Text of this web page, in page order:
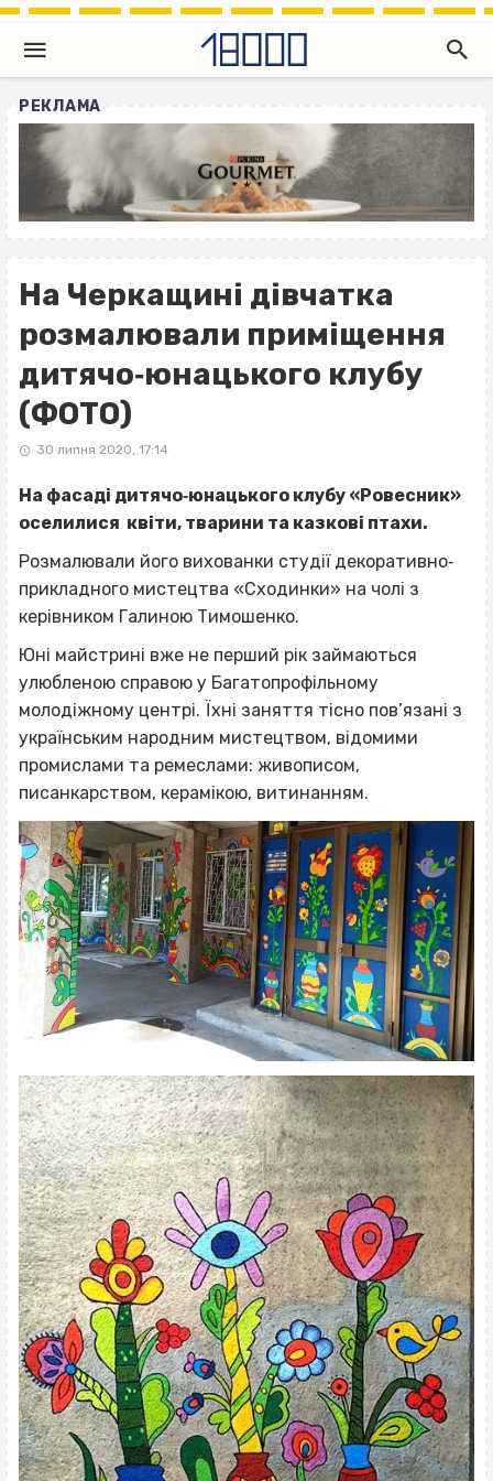
РЕКЛАМА
На Черкащині дівчатка
розмалювали приміщення
дитячо‐юнацького клубу
(ФОТО)
30 липня 2020, 17:14
На фасаді дитячо‐юнацького клубу «Ровесник»
оселилися квіти, тварини та казкові птахи.
Розмалювали його вихованки студії декоративно‐
прикладного мистецтва «Сходинки» на чолі з
керівником Галиною Тимошенко.
Юні майстрині вже не перший рік займаються
улюбленою справою у Багатопрофільному
молодіжному центрі. Їхні заняття тісно пов’язані з
українським народним мистецтвом, відомими
промислами та ремеслами: живописом,
писанкарством, керамікою, витинанням.